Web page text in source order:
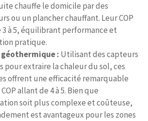
chauffe le domicile par des
ou un plancher chauffant. Leur COP
3 à 5, équilibrant performance et
pratique.
géothermique : Utilisant des capteurs
pour extraire la chaleur du sol, ces
offrent une efficacité remarquable
allant de 4 à 5. Bien que
soit plus complexe et coûteuse,
est avantageux pour les zones